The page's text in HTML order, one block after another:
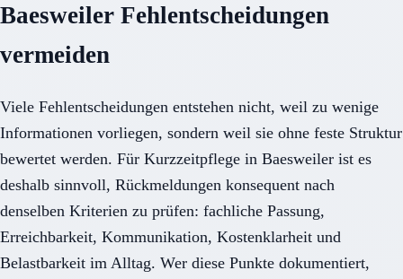
Baesweiler Fehlentscheidungen
vermeiden
Viele Fehlentscheidungen entstehen nicht, weil zu wenige
Informationen vorliegen, sondern weil sie ohne feste Struktur
bewertet werden. Für Kurzzeitpflege in Baesweiler ist es
deshalb sinnvoll, Rückmeldungen konsequent nach
denselben Kriterien zu prüfen: fachliche Passung,
Erreichbarkeit, Kommunikation, Kostenklarheit und
Belastbarkeit im Alltag. Wer diese Punkte dokumentiert,